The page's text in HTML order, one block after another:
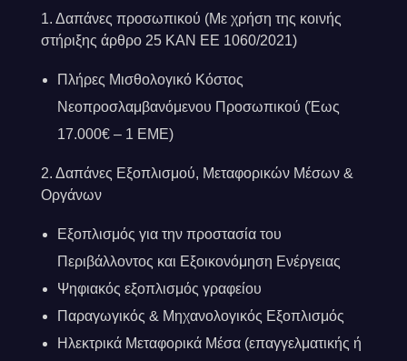
1. Δαπάνες προσωπικού (Με χρήση της κοινής
στήριξης άρθρο 25 ΚΑΝ ΕΕ 1060/2021)
Πλήρες Μισθολογικό Κόστος
Νεοπροσλαμβανόμενου Προσωπικού (Έως
17.000€ – 1 ΕΜΕ)
2. Δαπάνες Εξοπλισμού, Μεταφορικών Μέσων &
Οργάνων
Εξοπλισμός για την προστασία του
Περιβάλλοντος και Εξοικονόμηση Ενέργειας
Ψηφιακός εξοπλισμός γραφείου
Παραγωγικός & Μηχανολογικός Εξοπλισμός
Ηλεκτρικά Μεταφορικά Μέσα (επαγγελματικής ή